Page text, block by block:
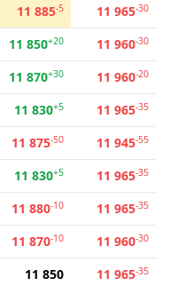
11 885-5 11 965-30
11 850+20 11 960-30
11 870+30 11 960-20
11 830+5 11 965-35
11 875-50 11 945-55
11 830+5 11 965-35
11 880-10 11 965-35
11 870-10 11 960-30
11 850 11 965-35